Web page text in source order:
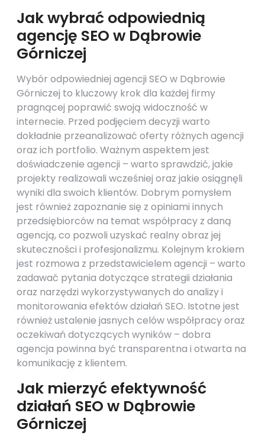
Jak wybrać odpowiednią
agencję SEO w Dąbrowie
Górniczej
Wybór odpowiedniej agencji SEO w Dąbrowie
Górniczej to kluczowy krok dla każdej firmy
pragnącej poprawić swoją widoczność w
internecie. Przed podjęciem decyzji warto
dokładnie przeanalizować oferty różnych agencji
oraz ich portfolio. Ważnym aspektem jest
doświadczenie agencji – warto sprawdzić, jakie
projekty realizowali wcześniej oraz jakie osiągnęli
wyniki dla swoich klientów. Dobrym pomysłem
jest również zapoznanie się z opiniami innych
przedsiębiorców na temat współpracy z daną
agencją, co pozwoli uzyskać realny obraz jej
skuteczności i profesjonalizmu. Kolejnym krokiem
jest rozmowa z przedstawicielem agencji – warto
zadawać pytania dotyczące strategii działania
oraz narzędzi wykorzystywanych do analizy i
monitorowania efektów działań SEO. Istotne jest
również ustalenie jasnych celów współpracy oraz
oczekiwań dotyczących wyników – dobra
agencja powinna być transparentna i otwarta na
komunikację z klientem.
Jak mierzyć efektywność
działań SEO w Dąbrowie
Górniczej